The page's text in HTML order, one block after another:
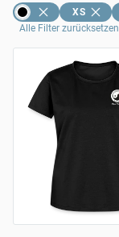
XS
Alle Filter zurücksetzen